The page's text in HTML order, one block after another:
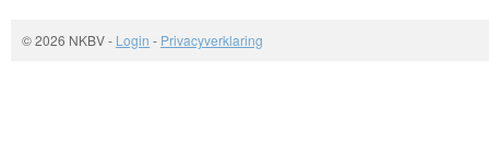
© 2026 NKBV- Login - Privacyverklaring